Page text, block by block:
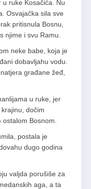
ruke Kosačića. Nu
Osvajačka sila sve
pritisnula Bosnu,
njime i svu Ramu.
neke babe, koja je
dobavljahu vodu.
građane žeđ,
u ruke, jer
dočim
Bosnom.
postala je
dugo godina
valjda porušiše za
aga, a ta